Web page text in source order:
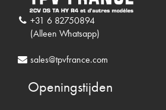
+31 6 82750894
(Alleen Whatsapp)
sales@tpvfrance.com
Openingstijden